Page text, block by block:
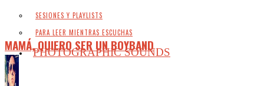
SESIONES Y PLAYLISTS
PARA LEER MIENTRAS ESCUCHAS
PHOTOGRAPHIC SOUNDS
MAMÁ, QUIERO SER UN BOYBAND